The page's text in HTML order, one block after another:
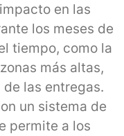
en las
los meses de
tiempo, como la
más altas,
las entregas.
un sistema de
permite a los